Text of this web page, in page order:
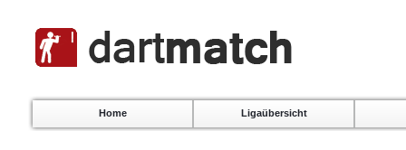
Home Ligaübersicht